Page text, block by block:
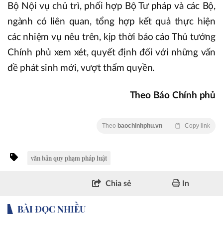
Bộ Nội vụ chủ trì, phối hợp Bộ Tư pháp và các Bộ,
ngành có liên quan, tổng hợp kết quả thực hiện
các nhiệm vụ nêu trên, kịp thời báo cáo Thủ tướng
Chính phủ xem xét, quyết định đối với những vấn
đề phát sinh mới, vượt thẩm quyền.
Theo Báo Chính phủ
Theo baochinhphu.vn Copy link
văn bản quy phạm pháp luật
Chia sẻ In
BÀI ĐỌC NHIỀU